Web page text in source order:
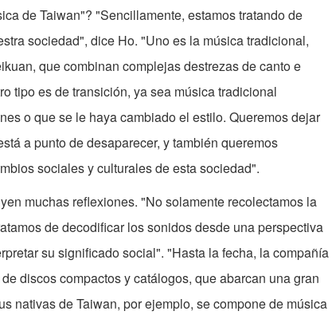
de Taiwan"? "Sencillamente, estamos tratando de
sociedad", dice Ho. "Uno es la música tradicional,
que combinan complejas destrezas de canto e
tipo es de transición, ya sea música tradicional
o que se le haya cambiado el estilo. Queremos dejar
a punto de desaparecer, y también queremos
sociales y culturales de esta sociedad".
muchas reflexiones. "No solamente recolectamos la
de decodificar los sonidos desde una perspectiva
su significado social". "Hasta la fecha, la compañía
discos compactos y catálogos, que abarcan una gran
nativas de Taiwan, por ejemplo, se compone de música